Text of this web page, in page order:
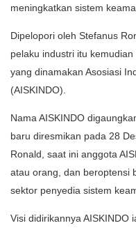
meningkatkan sistem
Dipelopori oleh Stefanus
pelaku industri itu
yang dinamakan Asosiasi
(AISKINDO).
Nama AISKINDO
baru diresmikan pada 28
Ronald, saat ini anggota
atau orang, dan beroptensi
sektor penyedia sistem
Visi didirikannya AISKINDO